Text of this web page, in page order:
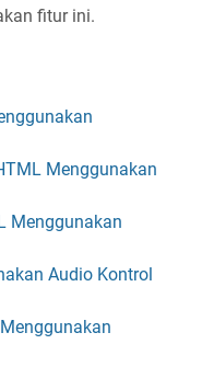
fitur ini.
Menggunakan
Menggunakan
Audio Kontrol